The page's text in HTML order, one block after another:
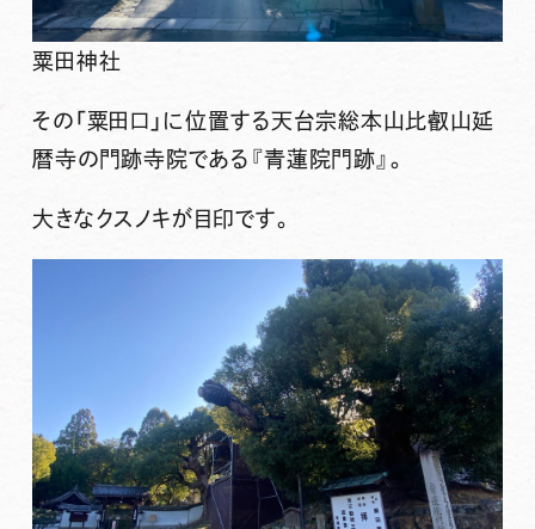
粟田神社
その「粟田口」に位置する天台宗総本山比叡山延
暦寺の門跡寺院である『青蓮院門跡 』。
大きなクスノキが目印です。